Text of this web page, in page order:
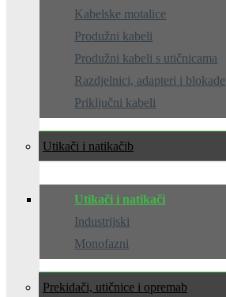
Kabelske motalice
Produžni kabeli
Produžni kabeli s utičnicama
Razdjelnici, adapteri i blokade
Priključni kabeli
Utikači i natikači
Utikači i natikači
Industrijski
Monofazni
Prekidači, utičnice i oprema